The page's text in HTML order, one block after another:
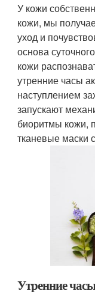
У кожи
кожи, мы
уход и
основа
кожи
утренние часы
наступлением
запускают
биоритмы кожи,
тканевые маски
Утренние часы